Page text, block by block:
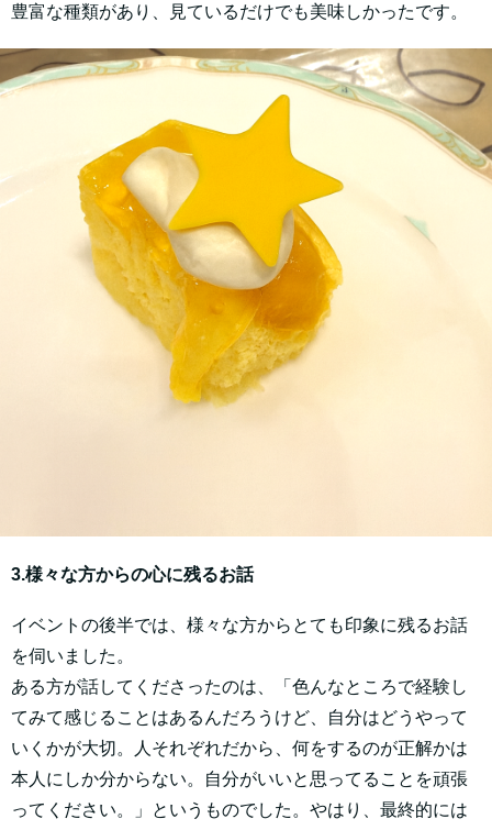
豊富な種類があり、見ているだけでも美味しかったです。
3.様々な方からの心に残るお話
イベントの後半では、様々な方からとても印象に残るお話
を伺いました。
ある方が話してくださったのは、「色んなところで経験し
てみて感じることはあるんだろうけど、自分はどうやって
いくかが大切。人それぞれだから、何をするのが正解かは
本人にしか分からない。自分がいいと思ってることを頑張
ってください。」というものでした。やはり、最終的には